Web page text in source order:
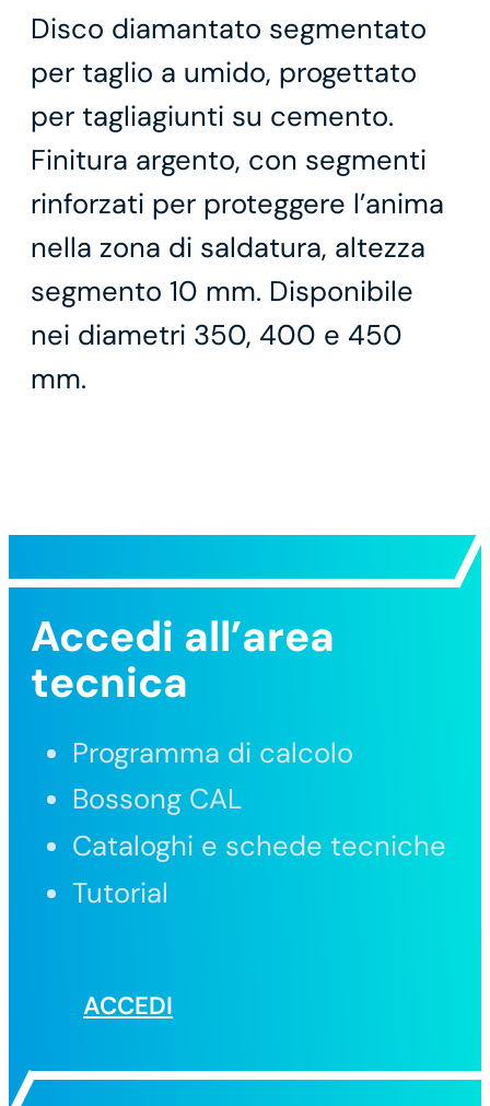
Disco diamantato segmentato
per taglio a umido, progettato
per tagliagiunti su cemento.
Finitura argento, con segmenti
rinforzati per proteggere l’anima
nella zona di saldatura, altezza
segmento 10 mm. Disponibile
nei diametri 350, 400 e 450
mm.
Accedi all’area
tecnica
Programma di calcolo
Bossong CAL
Cataloghi e schede tecniche
Tutorial
ACCEDI